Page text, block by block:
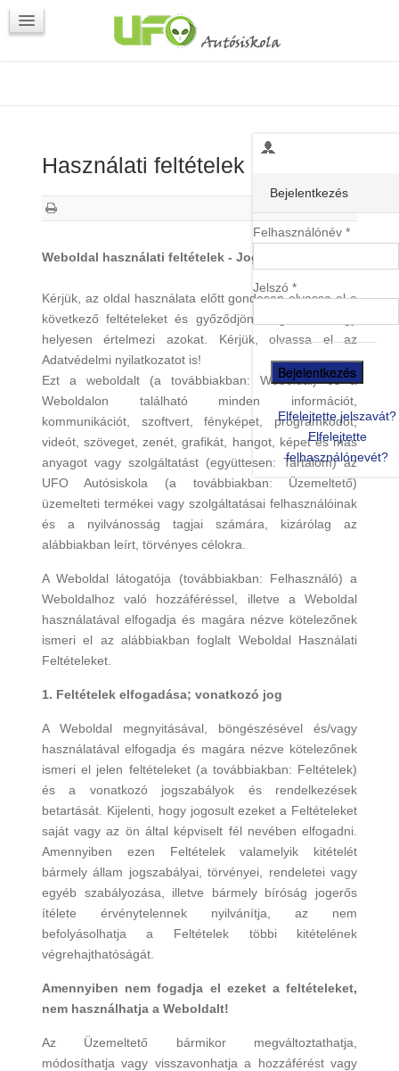
Programok
Bejelentkezés
Felhasználónév *
Jelszó *
Elfelejtette jelszavát?
Elfelejtette
felhasználónevét?
Használati feltételek
Weboldal használati feltételek - Jogi nyilatkozat
Kérjük, az oldal használata előtt gondosan olvassa el a
következő feltételeket és győződjön meg arról, hogy
helyesen értelmezi azokat. Kérjük, olvassa el az
Adatvédelmi nyilatkozatot is!
Ezt a weboldalt (a továbbiakban: Weboldal) és a
Weboldalon található minden információt,
kommunikációt, szoftvert, fényképet, programkódot,
videót, szöveget, zenét, grafikát, hangot, képet és más
anyagot vagy szolgáltatást (együttesen: Tartalom) az
UFO Autósiskola (a továbbiakban: Üzemeltető)
üzemelteti termékei vagy szolgáltatásai felhasználóinak
és a nyilvánosság tagjai számára, kizárólag az
alábbiakban leírt, törvényes célokra.
A Weboldal látogatója (továbbiakban: Felhasználó) a
Weboldalhoz való hozzáféréssel, illetve a Weboldal
használatával elfogadja és magára nézve kötelezőnek
ismeri el az alábbiakban foglalt Weboldal Használati
Feltételeket.
1. Feltételek elfogadása; vonatkozó jog
A Weboldal megnyitásával, böngészésével és/vagy
használatával elfogadja és magára nézve kötelezőnek
ismeri el jelen feltételeket (a továbbiakban: Feltételek)
és a vonatkozó jogszabályok és rendelkezések
betartását. Kijelenti, hogy jogosult ezeket a Feltételeket
saját vagy az ön által képviselt fél nevében elfogadni.
Amennyiben ezen Feltételek valamelyik kitételét
bármely állam jogszabályai, törvényei, rendeletei vagy
egyéb szabályozása, illetve bármely bíróság jogerős
ítélete érvénytelennek nyilvánítja, az nem
befolyásolhatja a Feltételek többi kitételének
végrehajthatóságát.
Amennyiben nem fogadja el ezeket a feltételeket,
nem használhatja a Weboldalt!
Az Üzemeltető bármikor megváltoztathatja,
módosíthatja vagy visszavonhatja a hozzáférést vagy